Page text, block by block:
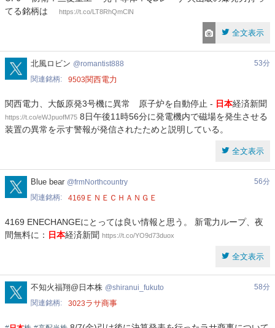
てる銘柄は
https://t.co/LT8RhQmClN
全文表示
romantist888
北風ロビン romantist888
53分
関連銘柄
9503関西電力
関西電力、大飯原発3号機に異常 原子炉を自動停止 - 日本経済新聞
https://t.co/eWJpuofM75 8日午後11時56分に発電機内で磁場を発生させる
装置の異常を示す警報が発信されたためと説明している。
全文表示
frmNorthcountry
Blue bear frmNorthcountry
56分
関連銘柄
4169 ＥＮＥＣＨＡＮＧＥ
4169 ENECHANGEにとっては良い情報と思う。 新電力ループ、夜
間無料に： 日本経済新聞 https://t.co/YO9d73duox
全文表示
shiranui_fukuto
不知火福翔@日本株 shiranui_fukuto
58分
関連銘柄
3023ラサ商事